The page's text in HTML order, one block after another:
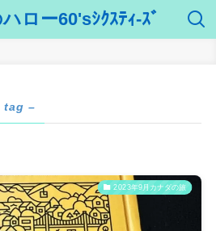
ロー60'sｼｸｽﾃｨ-ｽﾞ
tag –
2023年9月カナダの旅